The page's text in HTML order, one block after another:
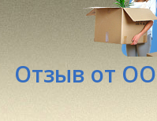
Отзыв от